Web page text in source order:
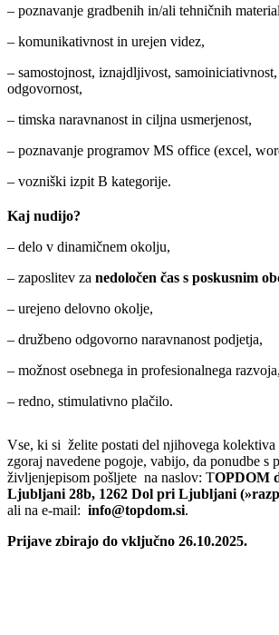
– poznavanje gradbenih in/ali tehničnih
– komunikativnost in urejen videz,
– samostojnost, iznajdljivost,
odgovornost,
– timska naravnanost in ciljna usmerjenost,
– poznavanje programov MS office (excel,
– vozniški izpit B kategorije.
Kaj nudijo?
– delo v dinamičnem okolju,
– zaposlitev za nedoločen čas s poskusnim
– urejeno delovno okolje,
– družbeno odgovorno naravnanost podjetja,
– možnost osebnega in profesionalnega razvoja,
– redno, stimulativno plačilo.
Vse, ki si želite postati del njihovega
zgoraj navedene pogoje, vabijo, da ponudbe s
življenjepisom pošljete na naslov: TOPDOM
Ljubljani 28b, 1262 Dol pri Ljubljani
ali na e-mail: info@topdom.si.
Prijave zbirajo do vključno 26.10.2025.